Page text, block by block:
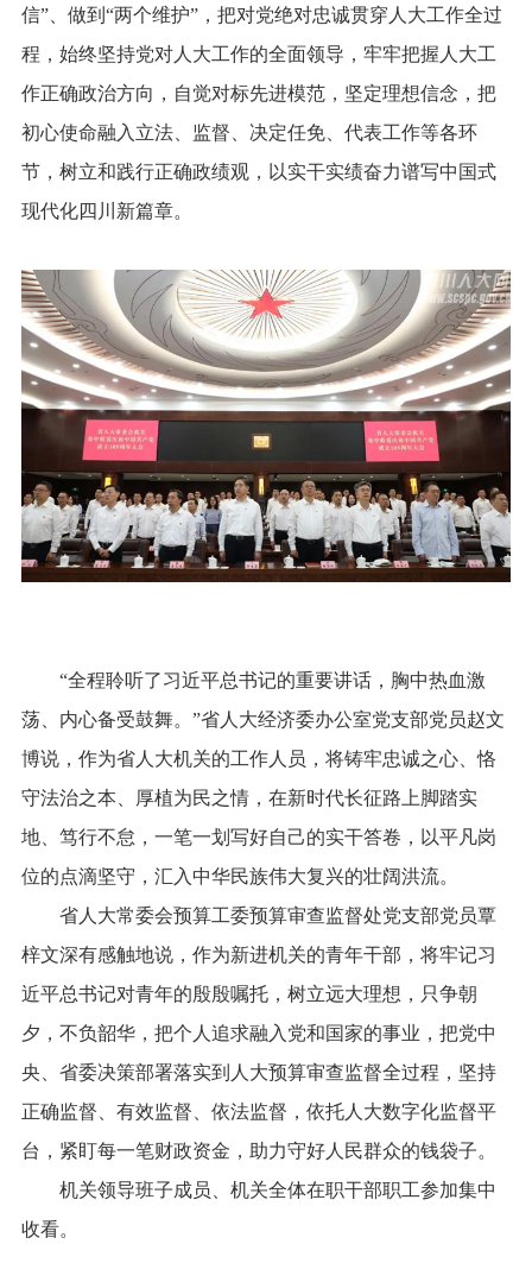
信”、做到“两个维护”，把对党绝对忠诚贯穿人大工作全过
程，始终坚持党对人大工作的全面领导，牢牢把握人大工
作正确政治方向，自觉对标先进模范，坚定理想信念，把
初心使命融入立法、监督、决定任免、代表工作等各环
节，树立和践行正确政绩观，以实干实绩奋力谱写中国式
现代化四川新篇章。
“全程聆听了习近平总书记的重要讲话，胸中热血激
荡、内心备受鼓舞。”省人大经济委办公室党支部党员赵文
博说，作为省人大机关的工作人员，将铸牢忠诚之心、恪
守法治之本、厚植为民之情，在新时代长征路上脚踏实
地、笃行不怠，一笔一划写好自己的实干答卷，以平凡岗
位的点滴坚守，汇入中华民族伟大复兴的壮阔洪流。
省人大常委会预算工委预算审查监督处党支部党员覃
梓文深有感触地说，作为新进机关的青年干部，将牢记习
近平总书记对青年的殷殷嘱托，树立远大理想，只争朝
夕，不负韶华，把个人追求融入党和国家的事业，把党中
央、省委决策部署落实到人大预算审查监督全过程，坚持
正确监督、有效监督、依法监督，依托人大数字化监督平
台，紧盯每一笔财政资金，助力守好人民群众的钱袋子。
机关领导班子成员、机关全体在职干部职工参加集中
收看。